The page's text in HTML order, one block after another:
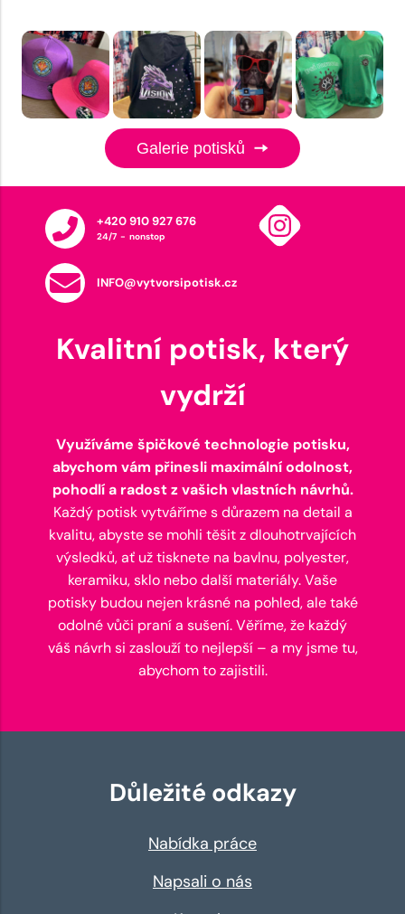
Galerie potisků
+420 910 927 676
24/7 - nonstop
INFO@vytvorsipotisk.cz
Kvalitní potisk, který
vydrží
Využíváme špičkové technologie potisku,
abychom vám přinesli maximální odolnost,
pohodlí a radost z vašich vlastních návrhů.
Každý potisk vytváříme s důrazem na detail a
kvalitu, abyste se mohli těšit z dlouhotrvajících
výsledků, ať už tisknete na bavlnu, polyester,
keramiku, sklo nebo další materiály. Vaše
potisky budou nejen krásné na pohled, ale také
odolné vůči praní a sušení. Věříme, že každý
váš návrh si zaslouží to nejlepší – a my jsme tu,
abychom to zajistili.
Důležité odkazy
Nabídka práce
Napsali o nás